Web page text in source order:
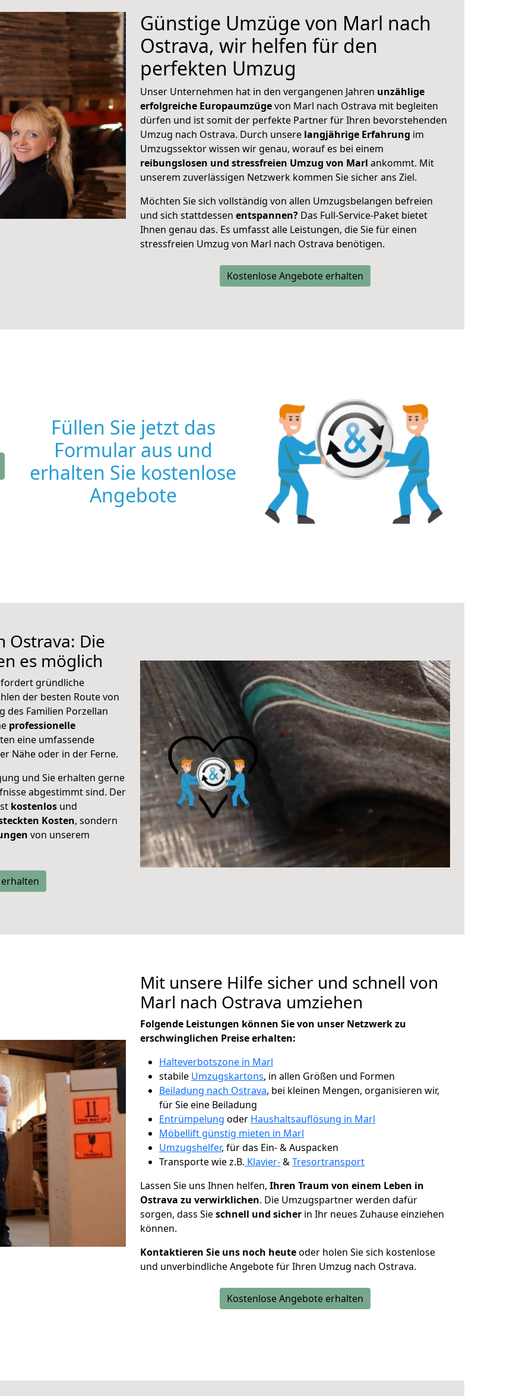
Günstige Umzüge von Marl nach
Ostrava, wir helfen für den
perfekten Umzug
Unser Unternehmen hat in den vergangenen Jahren unzählige
erfolgreiche Europaumzügevon Marl nach Ostrava mit begleiten
dürfen und ist somit der perfekte Partner für Ihren bevorstehenden
Umzug nach Ostrava. Durch unsere langjährige Erfahrung im
Umzugssektor wissen wir genau, worauf es bei einem
reibungslosen und stressfreien Umzug von Marl ankommt. Mit
unserem zuverlässigen Netzwerk kommen Sie sicher ans Ziel.
Möchten Sie sich vollständig von allen Umzugsbelangen befreien
und sich stattdessen entspannen? Das Full-Service-Paket bietet
Ihnen genau das. Es umfasst alle Leistungen, die Sie für einen
stressfreien Umzug von Marl nach Ostrava benötigen.
Kostenlose Angebote erhalten
Füllen Sie jetzt das
Formular aus und
erhalten Sie kostenlose
Angebote
Ostrava: Die
es möglich
gründliche
der besten Route von
des Familien Porzellan
professionelle
eine umfassende
Nähe oder in der Ferne.
und Sie erhalten gerne
abgestimmt sind. Der
kostenlos und
Kosten, sondern
von unserem
Mit unsere Hilfe sicher und schnell von
Marl nach Ostrava umziehen
Folgende Leistungen können Sie von unser Netzwerk zu
erschwinglichen Preise erhalten:
Halteverbotszone in Marl
stabile Umzugskartons, in allen Größen und Formen
Beiladung nach Ostrava, bei kleinen Mengen, organisieren wir,
für Sie eine Beiladung
Entrümpelung oder Haushaltsauflösung in Marl
Möbellift günstig mieten in Marl
Umzugshelfer, für das Ein- & Auspacken
Transporte wie z.B. Klavier-&Tresortransport
Lassen Sie uns Ihnen helfen, Ihren Traum von einem Leben in
Ostrava zu verwirklichen. Die Umzugspartner werden dafür
sorgen, dass Sieschnell und sicher in Ihr neues Zuhause einziehen
können.
Kontaktieren Sie uns noch heuteoder holen Sie sich kostenlose
und unverbindliche Angebote für Ihren Umzug nach Ostrava.
Kostenlose Angebote erhalten